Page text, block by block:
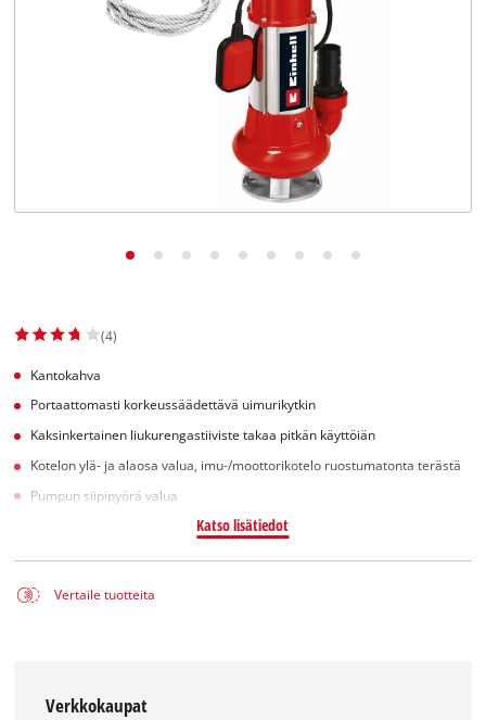
(4)
Kantokahva
Portaattomasti korkeussäädettävä uimurikytkin
Kaksinkertainen liukurengastiiviste takaa pitkän käyttöiän
Kotelon ylä- ja alaosa valua, imu-/moottorikotelo ruostumatonta terästä
Pumpun siipipyörä valua
Katso lisätiedot
Vertaile tuotteita
Verkkokaupat